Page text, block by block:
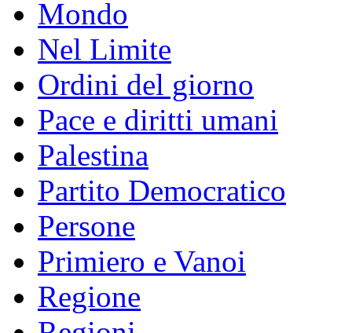
Mondo
Nel Limite
Ordini del giorno
Pace e diritti umani
Palestina
Partito Democratico
Persone
Primiero e Vanoi
Regione